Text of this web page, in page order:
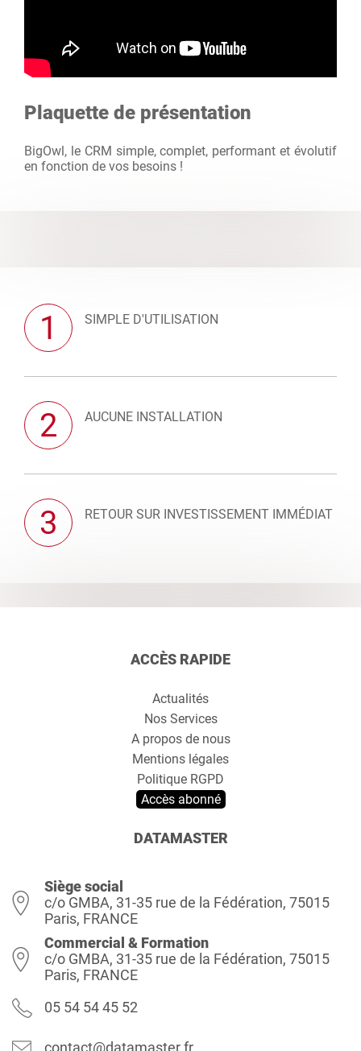
Plaquette de présentation
BigOwl, le CRM simple, complet, performant et évolutif
en fonction de vos besoins !
1 SIMPLE D'UTILISATION
2 AUCUNE INSTALLATION
3 RETOUR SUR INVESTISSEMENT IMMÉDIAT
ACCÈS RAPIDE
Actualités
Nos Services
A propos de nous
Mentions légales
Politique RGPD
Accès abonné
DATAMASTER
Siège social
c/o GMBA, 31-35 rue de la Fédération, 75015
Paris, FRANCE
Commercial & Formation
c/o GMBA, 31-35 rue de la Fédération, 75015
Paris, FRANCE
05 54 54 45 52
contact@datamaster.fr